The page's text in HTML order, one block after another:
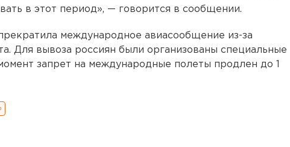
в этот период», — говорится в сообщении.
международное авиасообщение из-за
Для вывоза россиян были организованы специальные
запрет на международные полеты продлен до 1